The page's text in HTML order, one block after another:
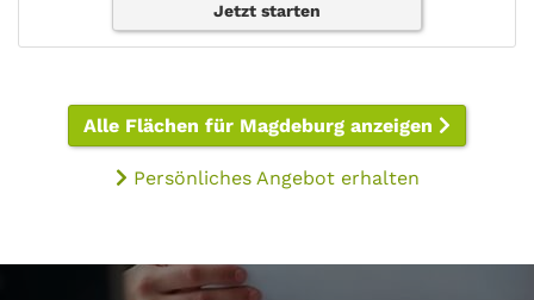
Jetzt starten
Alle Flächen für Magdeburg anzeigen
Persönliches Angebot erhalten